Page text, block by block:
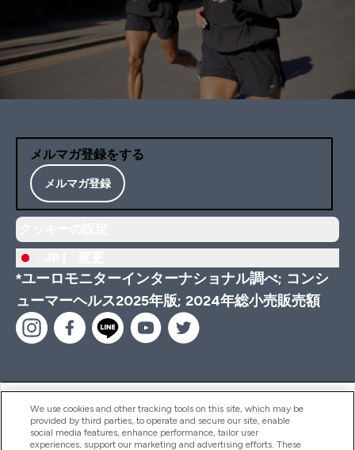
メルマガ登録をする
メルマガ登録
*ユーロモニターインターナショナル調べ; コンシ
ューマーヘルス2025年版; 2024年総小売販売額
ヘルプ＆ガイド
We use cookies and other tracking tools on this site, which may be
provided by third parties, to operate and secure our site, enable
social media features, enhance performance, tailor user
experiences, support our marketing and advertising efforts. These